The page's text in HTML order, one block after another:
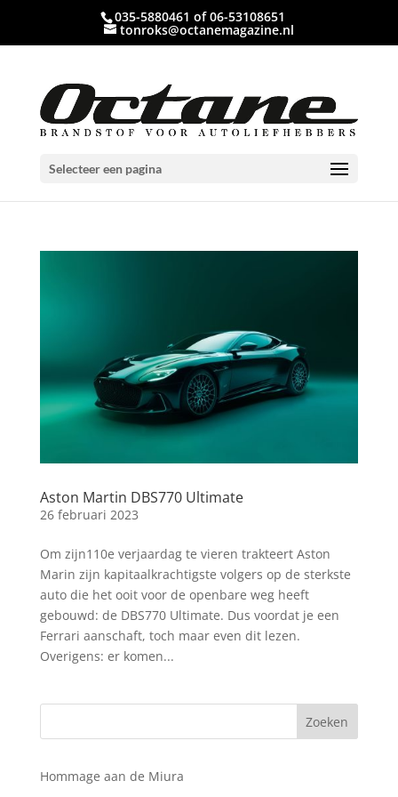
035-5880461 of 06-53108651
tonroks@octanemagazine.nl
Selecteer een pagina
Aston Martin DBS770 Ultimate
26 februari 2023
Om zijn110e verjaardag te vieren trakteert Aston
Marin zijn kapitaalkrachtigste volgers op de sterkste
auto die het ooit voor de openbare weg heeft
gebouwd: de DBS770 Ultimate. Dus voordat je een
Ferrari aanschaft, toch maar even dit lezen.
Overigens: er komen...
Hommage aan de Miura